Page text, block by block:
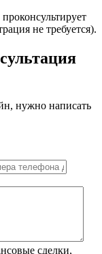
не требуется).
нужно написать
сделки,